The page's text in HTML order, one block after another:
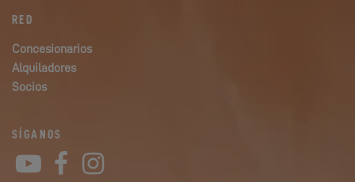
RED
Concesionarios
Alquiladores
Socios
SÍGANOS
YouTube
Facebook
Instagram